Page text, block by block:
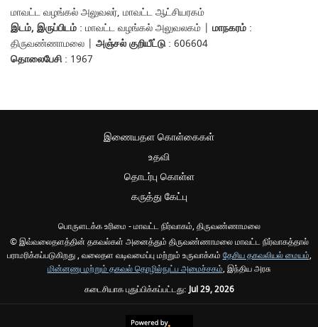
மாவட்ட வழங்கல் அலுவலர், மாவட்ட ஆட்சியரகம்
இடம், இருப்பிடம் : மாவட்ட வழங்கல் அலுவலகம் |மாநகரம் :
திருவண்ணாமலை |அஞ்சல் குறியீட்டு: 606604
தொலைபேசி: 1967
இணையதள கொள்கைகள்
உதவி
தொடர்பு கொள்ள
கருத்து கேட்பு
பொருளடக்க உரிமை - மாவட்ட நிர்வாகம், திருவண்ணாமலை
© இவ்வலைதளத்தின் தகவல்கள் அனைத்தும் திருவண்ணாமலை மாவட்ட நிர்வாகத்தால்
பராமரிக்கப்படுகிறது , வலைதள வடிவமைப்பு மற்றும் உருவாக்கம் தேசிய தகவலியல் மையம்,
மின்னணு மற்றும் தகவல் தொழில்நுட்ப அமைச்சகம், இந்திய அரசு
கடைசியாக புதுப்பிக்கப்பட்டது:Jul 29, 2026